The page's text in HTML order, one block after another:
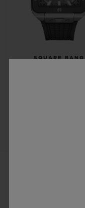
SQUARE BANG